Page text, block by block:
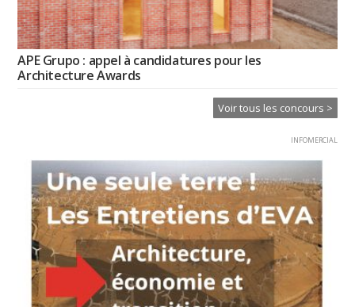
APE Grupo : appel à candidatures pour les
Architecture Awards
Voir tous les concours >
INFOMERCIAL